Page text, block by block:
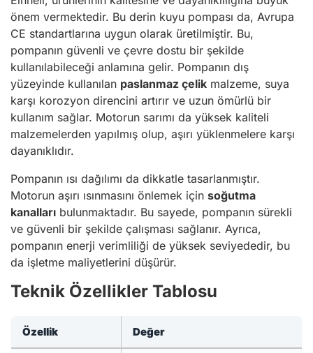
önem vermektedir. Bu derin kuyu pompası da, Avrupa
CE standartlarına uygun olarak üretilmiştir. Bu,
pompanın güvenli ve çevre dostu bir şekilde
kullanılabileceği anlamına gelir. Pompanın dış
yüzeyinde kullanılan paslanmaz çelik malzeme, suya
karşı korozyon direncini artırır ve uzun ömürlü bir
kullanım sağlar. Motorun sarımı da yüksek kaliteli
malzemelerden yapılmış olup, aşırı yüklenmelere karşı
dayanıklıdır.
Pompanın ısı dağılımı da dikkatle tasarlanmıştır.
Motorun aşırı ısınmasını önlemek için soğutma
kanalları bulunmaktadır. Bu sayede, pompanın sürekli
ve güvenli bir şekilde çalışması sağlanır. Ayrıca,
pompanın enerji verimliliği de yüksek seviyededir, bu
da işletme maliyetlerini düşürür.
Teknik Özellikler Tablosu
Özellik Değer